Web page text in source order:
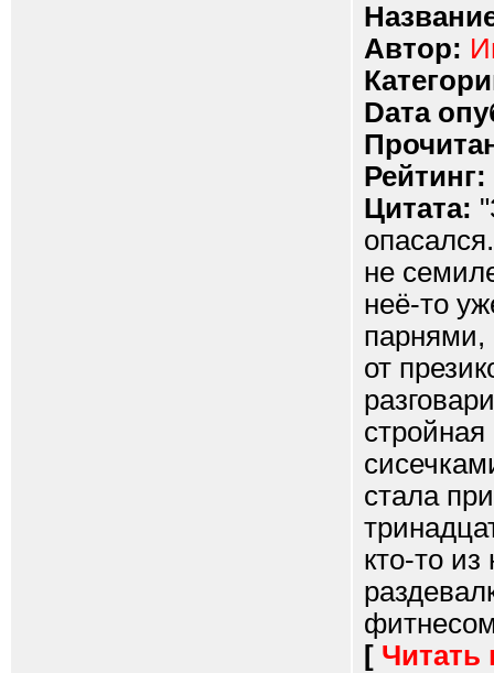
Автор:
Dата
Рейтинг:
Цитата:
не
неё-то
парнями,
от
стала
кто-то
[ Читать